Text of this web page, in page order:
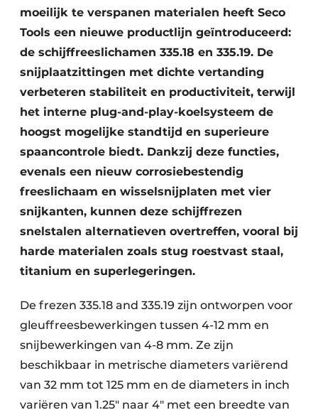
moeilijk te verspanen materialen heeft Seco
Tools een nieuwe productlijn geïntroduceerd:
de schijffreeslichamen 335.18 en 335.19. De
snijplaatzittingen met dichte vertanding
verbeteren stabiliteit en productiviteit, terwijl
het interne plug-and-play-koelsysteem de
hoogst mogelijke standtijd en superieure
spaancontrole biedt. Dankzij deze functies,
evenals een nieuw corrosiebestendig
freeslichaam en wisselsnijplaten met vier
snijkanten, kunnen deze schijffrezen
snelstalen alternatieven overtreffen, vooral bij
harde materialen zoals stug roestvast staal,
titanium en superlegeringen.
De frezen 335.18 and 335.19 zijn ontworpen voor
gleuffreesbewerkingen tussen 4-12 mm en
snijbewerkingen van 4-8 mm. Ze zijn
beschikbaar in metrische diameters variërend
van 32 mm tot 125 mm en de diameters in inch
variëren van 1.25″ naar 4″ met een breedte van